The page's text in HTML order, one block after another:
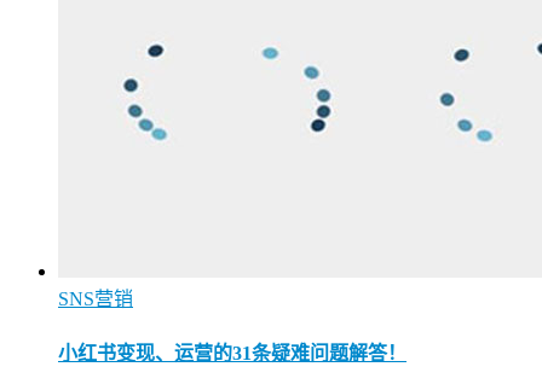
SNS营销
小红书变现、运营的31条疑难问题解答！